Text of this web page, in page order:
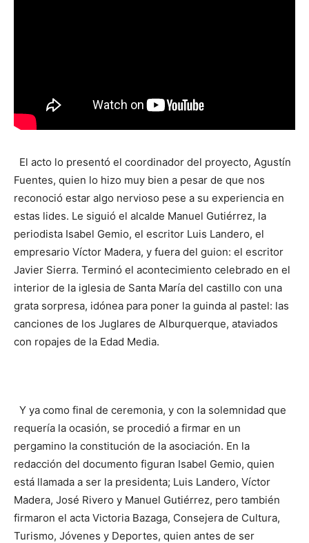
El acto lo presentó el coordinador del proyecto, Agustín
Fuentes, quien lo hizo muy bien a pesar de que nos
reconoció estar algo nervioso pese a su experiencia en
estas lides. Le siguió el alcalde Manuel Gutiérrez, la
periodista Isabel Gemio, el escritor Luis Landero, el
empresario Víctor Madera, y fuera del guion: el escritor
Javier Sierra. Terminó el acontecimiento celebrado en el
interior de la iglesia de Santa María del castillo con una
grata sorpresa, idónea para poner la guinda al pastel: las
canciones de los Juglares de Alburquerque, ataviados
con ropajes de la Edad Media.
Y ya como final de ceremonia, y con la solemnidad que
requería la ocasión, se procedió a firmar en un
pergamino la constitución de la asociación. En la
redacción del documento figuran Isabel Gemio, quien
está llamada a ser la presidenta; Luis Landero, Víctor
Madera, José Rivero y Manuel Gutiérrez, pero también
firmaron el acta Victoria Bazaga, Consejera de Cultura,
Turismo, Jóvenes y Deportes, quien antes de ser